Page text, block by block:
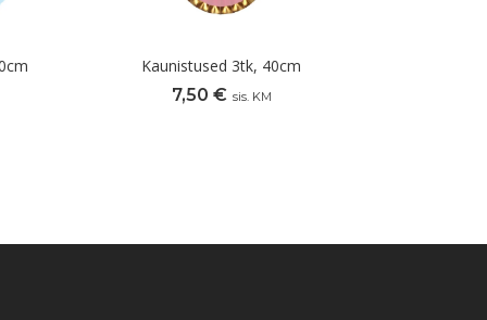
Kaunistused 3tk, 40cm
7,50 € sis. KM